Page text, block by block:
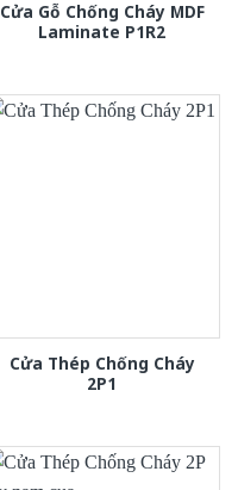
Cửa Gỗ Chống Cháy MDF
Laminate P1R2
Cửa Thép Chống Cháy
2P1